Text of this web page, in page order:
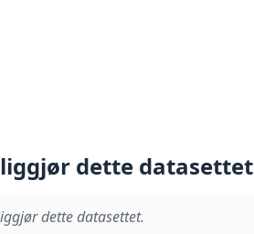
dette datasettet
dette datasettet.